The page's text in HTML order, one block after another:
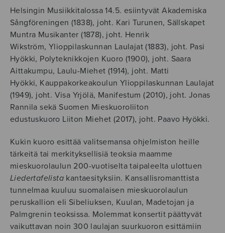
Helsingin Musiikkitalossa 14.5. esiintyvätAkademiska
Sångföreningen (1838), joht. Kari Turunen, Sällskapet
Muntra Musikanter (1878), joht. Henrik
Wikström, Ylioppilaskunnan Laulajat (1883), joht. Pasi
Hyökki, Polyteknikkojen Kuoro (1900), joht. Saara
Aittakumpu, Laulu-Miehet (1914), joht. Matti
Hyökki, Kauppakorkeakoulun Ylioppilaskunnan Laulajat
(1949), joht. Visa Yrjölä, Manifestum (2010), joht. Jonas
Rannila sekä Suomen Mieskuoroliiton
edustuskuoro Liiton Miehet (2017), joht. Paavo Hyökki.
Kukin kuoro esittää valitsemansa ohjelmiston heille
tärkeitä tai merkityksellisiä teoksia maamme
mieskuorolaulun 200-vuotiselta taipaleelta ulottuen
Liedertafelista kantaesityksiin. Kansallisromanttista
tunnelmaa kuuluu suomalaisen mieskuorolaulun
peruskallion eli Sibeliuksen, Kuulan, Madetojan ja
Palmgrenin teoksissa. Molemmat konsertit päättyvät
vaikuttavan noin 300 laulajan suurkuoron esittämiin